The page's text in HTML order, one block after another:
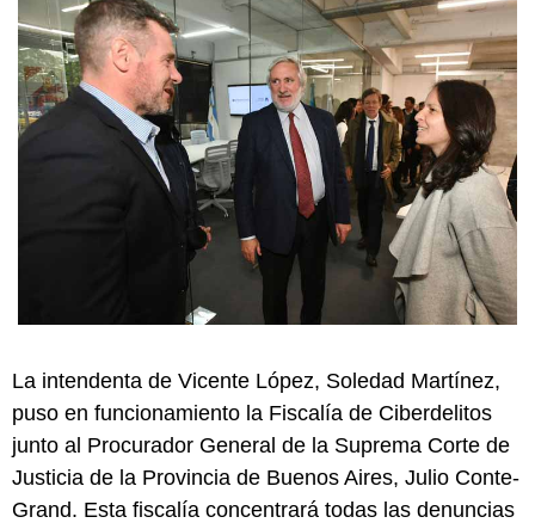
La intendenta de Vicente López, Soledad Martínez,
puso en funcionamiento la Fiscalía de Ciberdelitos
junto al Procurador General de la Suprema Corte de
Justicia de la Provincia de Buenos Aires, Julio Conte-
Grand. Esta fiscalía concentrará todas las denuncias